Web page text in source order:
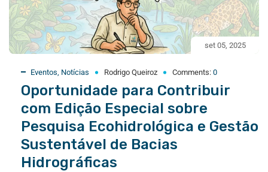
set 05, 2025
Eventos, Notícias Rodrigo Queiroz Comments: 0
Oportunidade para Contribuir
com Edição Especial sobre
Pesquisa Ecohidrológica e Gestão
Sustentável de Bacias
Hidrográficas